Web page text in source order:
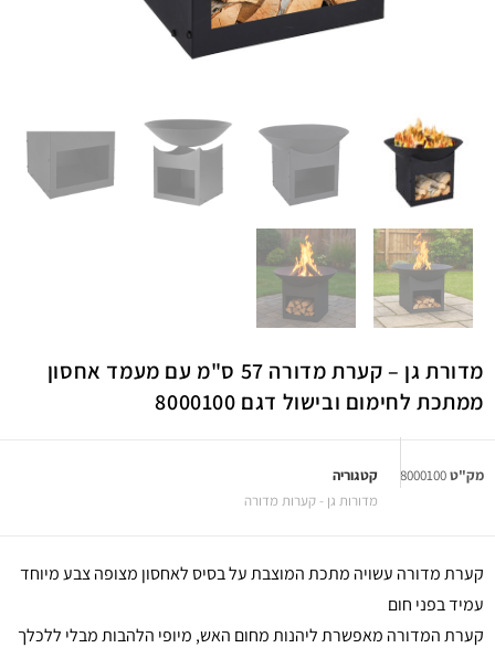
מדורת גן – קערת מדורה 57 ס"מ עם מעמד אחסון
ממתכת לחימום ובישול דגם 8000100
מק"ט8000100
קטגוריה
מדורות גן - קערות מדורה
קערת מדורה עשויה מתכת המוצבת על בסיס לאחסון מצופה צבע מיוחד
עמיד בפני חום
קערת המדורה מאפשרת ליהנות מחום האש, מיופי הלהבות מבלי ללכלך